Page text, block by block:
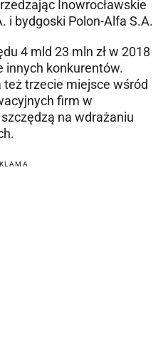
Inowrocławskie
i bydgoski Polon-Alfa S.A.
4 mld 23 mln zł w 2018
innych konkurentów.
też trzecie miejsce wśród
firm w
na wdrażaniu